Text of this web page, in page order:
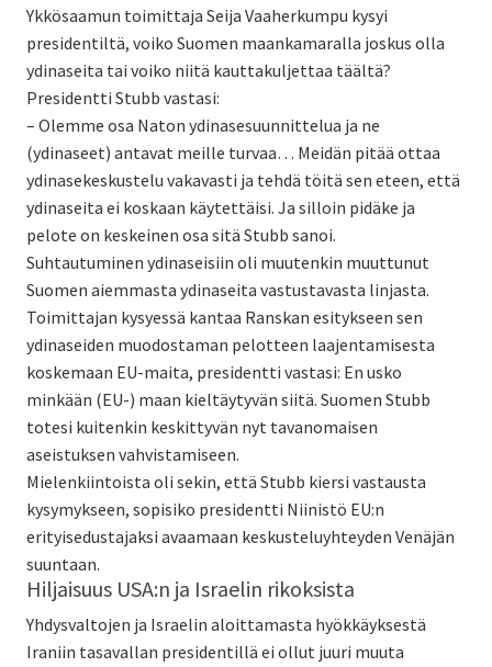
Ykkösaamun toimittaja Seija Vaaherkumpu kysyi
presidentiltä, voiko Suomen maankamaralla joskus olla
ydinaseita tai voiko niitä kauttakuljettaa täältä?
Presidentti Stubb vastasi:
– Olemme osa Naton ydinasesuunnittelua ja ne
(ydinaseet) antavat meille turvaa… Meidän pitää ottaa
ydinasekeskustelu vakavasti ja tehdä töitä sen eteen, että
ydinaseita ei koskaan käytettäisi. Ja silloin pidäke ja
pelote on keskeinen osa sitä Stubb sanoi.
Suhtautuminen ydinaseisiin oli muutenkin muuttunut
Suomen aiemmasta ydinaseita vastustavasta linjasta.
Toimittajan kysyessä kantaa Ranskan esitykseen sen
ydinaseiden muodostaman pelotteen laajentamisesta
koskemaan EU-maita, presidentti vastasi: En usko
minkään (EU-) maan kieltäytyvän siitä. Suomen Stubb
totesi kuitenkin keskittyvän nyt tavanomaisen
aseistuksen vahvistamiseen.
Mielenkiintoista oli sekin, että Stubb kiersi vastausta
kysymykseen, sopisiko presidentti Niinistö EU:n
erityisedustajaksi avaamaan keskusteluyhteyden Venäjän
suuntaan.
Hiljaisuus USA:n ja Israelin rikoksista
Yhdysvaltojen ja Israelin aloittamasta hyökkäyksestä
Iraniin tasavallan presidentillä ei ollut juuri muuta